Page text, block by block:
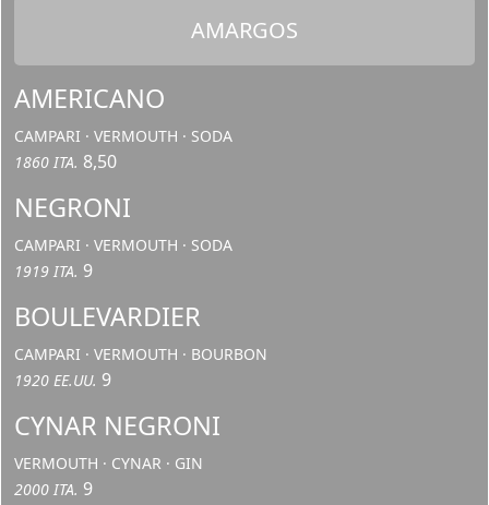
AMARGOS
AMERICANO
CAMPARI · VERMOUTH · SODA
1860 ITA. 8,50
NEGRONI
CAMPARI · VERMOUTH · SODA
1919 ITA. 9
BOULEVARDIER
CAMPARI · VERMOUTH · BOURBON
1920 EE.UU. 9
CYNAR NEGRONI
VERMOUTH · CYNAR · GIN
2000 ITA. 9